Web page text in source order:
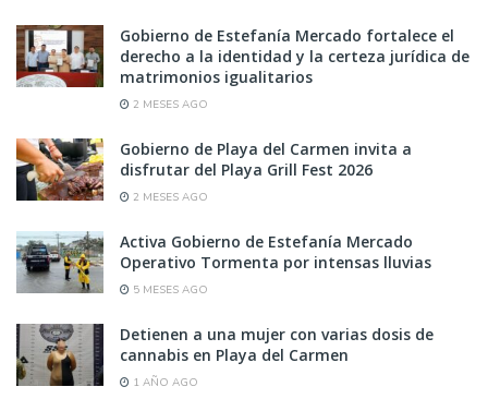
Gobierno de Estefanía Mercado fortalece el
derecho a la identidad y la certeza jurídica de
matrimonios igualitarios
2 MESES AGO
Gobierno de Playa del Carmen invita a
disfrutar del Playa Grill Fest 2026
2 MESES AGO
Activa Gobierno de Estefanía Mercado
Operativo Tormenta por intensas lluvias
5 MESES AGO
Detienen a una mujer con varias dosis de
cannabis en Playa del Carmen
1 AÑO AGO